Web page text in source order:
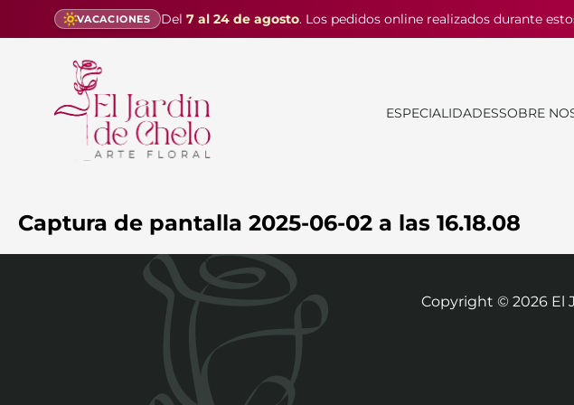
VACACIONES Del 7 al 24 de agosto. Los pedidos online realizados durante
ESPECIALIDADESSOBRE
Captura de pantalla 2025-06-02 a las 16.18.08
Copyright © 2026El